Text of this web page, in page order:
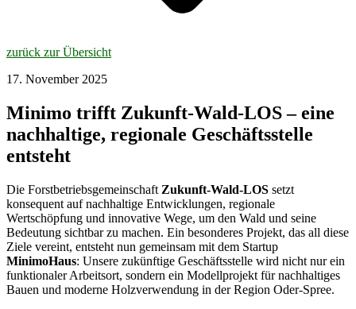
zurück zur Übersicht
17. November 2025
Minimo trifft Zukunft-Wald-LOS – eine
nachhaltige, regionale Geschäftsstelle
entsteht
Die Forstbetriebsgemeinschaft Zukunft-Wald-LOS setzt
konsequent auf nachhaltige Entwicklungen, regionale
Wertschöpfung und innovative Wege, um den Wald und seine
Bedeutung sichtbar zu machen. Ein besonderes Projekt, das all diese
Ziele vereint, entsteht nun gemeinsam mit dem Startup
MinimoHaus: Unsere zukünftige Geschäftsstelle wird nicht nur ein
funktionaler Arbeitsort, sondern ein Modellprojekt für nachhaltiges
Bauen und moderne Holzverwendung in der Region Oder-Spree.